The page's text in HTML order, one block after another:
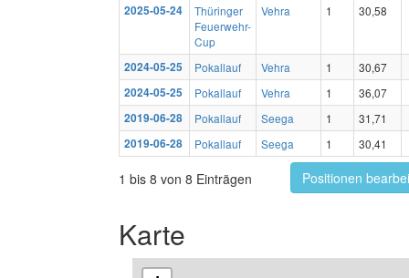
2025-05-24
Thüringer
Feuerwehr-
Cup
Vehra 1 30,58
2024-05-25 Pokallauf Vehra 1
30,67
2024-05-25
Pokallauf Vehra 1
36,07
2019-06-28
Pokallauf Seega 1
31,71
2019-06-28
Pokallauf Seega 1 30,41
1 bis 8 von 8 Einträgen Positionen
Karte